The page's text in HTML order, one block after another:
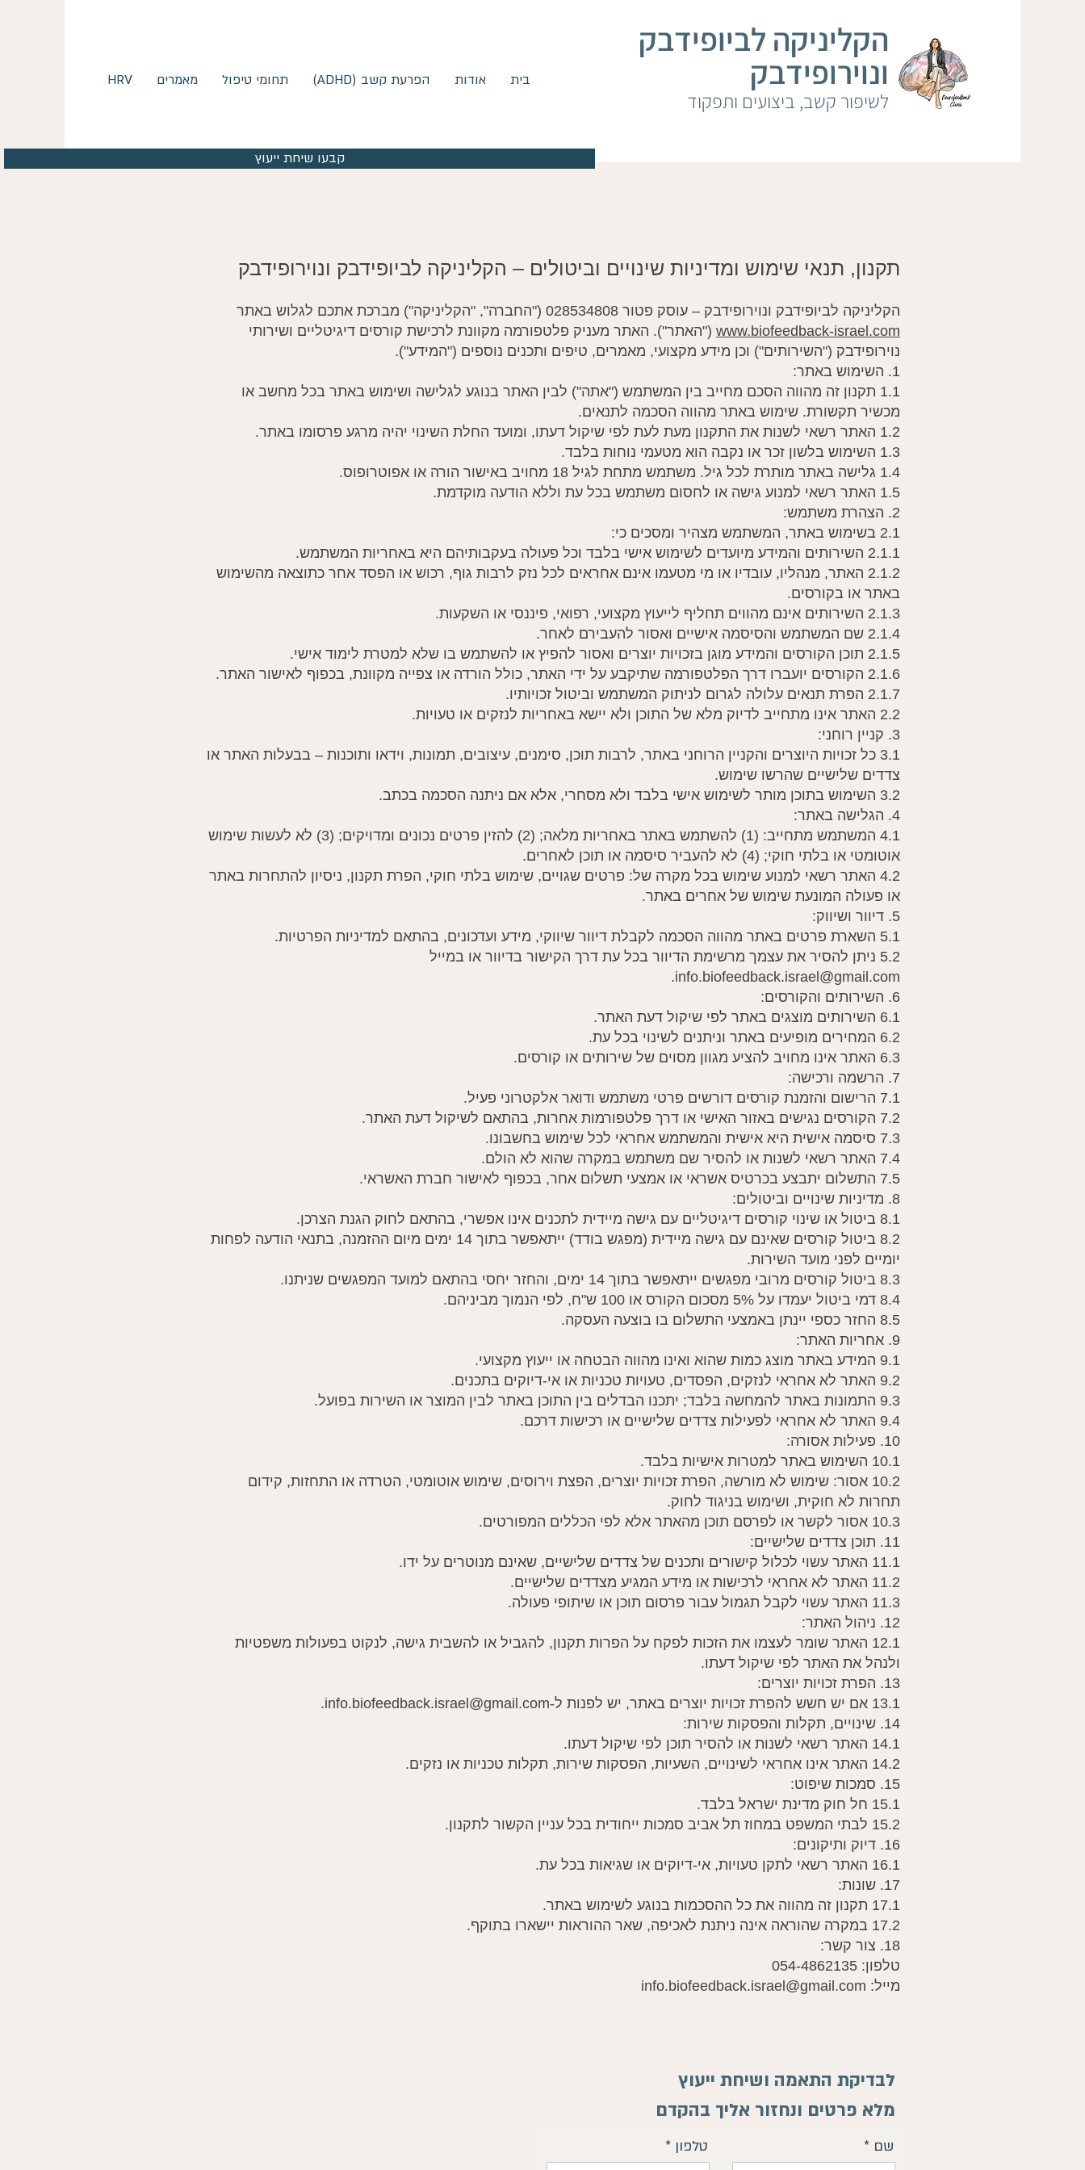
HRV מאמרים תחומי טיפול הפרעת קשב (ADHD) אודות בית
הקליניקה לביופידבק
ונוירופידבק
קבעו שיחת ייעוץ
תקנון, תנאי שימוש ומדיניות שינויים וביטולים – הקליניקה לביופידבק ונוירופידבק
הקליניקה לביופידבק ונוירופידבק – עוסק פטור 028534808 ("החברה", "הקליניקה") מברכת אתכם לגלוש באתר
www.biofeedback-israel.com ("האתר"). האתר מעניק פלטפורמה מקוונת לרכישת קורסים דיגיטליים ושירותי
נוירופידבק ("השירותים") וכן מידע מקצועי, מאמרים, טיפים ותכנים נוספים ("המידע").
1. השימוש באתר:
1.1 תקנון זה מהווה הסכם מחייב בין המשתמש ("אתה") לבין האתר בנוגע לגלישה ושימוש באתר בכל מחשב או
מכשיר תקשורת. שימוש באתר מהווה הסכמה לתנאים.
1.2 האתר רשאי לשנות את התקנון מעת לעת לפי שיקול דעתו, ומועד החלת השינוי יהיה מרגע פרסומו באתר.
1.3 השימוש בלשון זכר או נקבה הוא מטעמי נוחות בלבד.
1.4 גלישה באתר מותרת לכל גיל. משתמש מתחת לגיל 18 מחויב באישור הורה או אפוטרופוס.
1.5 האתר רשאי למנוע גישה או לחסום משתמש בכל עת וללא הודעה מוקדמת.
2. הצהרת משתמש:
2.1 בשימוש באתר, המשתמש מצהיר ומסכים כי:
2.1.1 השירותים והמידע מיועדים לשימוש אישי בלבד וכל פעולה בעקבותיהם היא באחריות המשתמש.
2.1.2 האתר, מנהליו, עובדיו או מי מטעמו אינם אחראים לכל נזק לרבות גוף, רכוש או הפסד אחר כתוצאה מהשימוש
באתר או בקורסים.
2.1.3 השירותים אינם מהווים תחליף לייעוץ מקצועי, רפואי, פיננסי או השקעות.
2.1.4 שם המשתמש והסיסמה אישיים ואסור להעבירם לאחר.
2.1.5 תוכן הקורסים והמידע מוגן בזכויות יוצרים ואסור להפיץ או להשתמש בו שלא למטרת לימוד אישי.
2.1.6 הקורסים יועברו דרך הפלטפורמה שתיקבע על ידי האתר, כולל הורדה או צפייה מקוונת, בכפוף לאישור האתר.
2.1.7 הפרת תנאים עלולה לגרום לניתוק המשתמש וביטול זכויותיו.
2.2 האתר אינו מתחייב לדיוק מלא של התוכן ולא יישא באחריות לנזקים או טעויות.
3. קניין רוחני:
3.1 כל זכויות היוצרים והקניין הרוחני באתר, לרבות תוכן, סימנים, עיצובים, תמונות, וידאו ותוכנות – בבעלות האתר או
צדדים שלישיים שהרשו שימוש.
3.2 השימוש בתוכן מותר לשימוש אישי בלבד ולא מסחרי, אלא אם ניתנה הסכמה בכתב.
4. הגלישה באתר:
4.1 המשתמש מתחייב: (1) להשתמש באתר באחריות מלאה; (2) להזין פרטים נכונים ומדויקים; (3) לא לעשות שימוש
אוטומטי או בלתי חוקי; (4) לא להעביר סיסמה או תוכן לאחרים.
4.2 האתר רשאי למנוע שימוש בכל מקרה של: פרטים שגויים, שימוש בלתי חוקי, הפרת תקנון, ניסיון להתחרות באתר
או פעולה המונעת שימוש של אחרים באתר.
5. דיוור ושיווק:
5.1 השארת פרטים באתר מהווה הסכמה לקבלת דיוור שיווקי, מידע ועדכונים, בהתאם למדיניות הפרטיות.
5.2 ניתן להסיר את עצמך מרשימת הדיוור בכל עת דרך הקישור בדיוור או במייל
info.biofeedback.israel@gmail.com.
6. השירותים והקורסים:
6.1 השירותים מוצגים באתר לפי שיקול דעת האתר.
6.2 המחירים מופיעים באתר וניתנים לשינוי בכל עת.
6.3 האתר אינו מחויב להציע מגוון מסוים של שירותים או קורסים.
7. הרשמה ורכישה:
7.1 הרישום והזמנת קורסים דורשים פרטי משתמש ודואר אלקטרוני פעיל.
7.2 הקורסים נגישים באזור האישי או דרך פלטפורמות אחרות, בהתאם לשיקול דעת האתר.
7.3 סיסמה אישית היא אישית והמשתמש אחראי לכל שימוש בחשבונו.
7.4 האתר רשאי לשנות או להסיר שם משתמש במקרה שהוא לא הולם.
7.5 התשלום יתבצע בכרטיס אשראי או אמצעי תשלום אחר, בכפוף לאישור חברת האשראי.
8. מדיניות שינויים וביטולים:
8.1 ביטול או שינוי קורסים דיגיטליים עם גישה מיידית לתכנים אינו אפשרי, בהתאם לחוק הגנת הצרכן.
8.2 ביטול קורסים שאינם עם גישה מיידית (מפגש בודד) ייתאפשר בתוך 14 ימים מיום ההזמנה, בתנאי הודעה לפחות
יומיים לפני מועד השירות.
8.3 ביטול קורסים מרובי מפגשים ייתאפשר בתוך 14 ימים, והחזר יחסי בהתאם למועד המפגשים שניתנו.
8.4 דמי ביטול יעמדו על 5% מסכום הקורס או 100 ש"ח, לפי הנמוך מביניהם.
8.5 החזר כספי יינתן באמצעי התשלום בו בוצעה העסקה.
9. אחריות האתר:
9.1 המידע באתר מוצג כמות שהוא ואינו מהווה הבטחה או ייעוץ מקצועי.
9.2 האתר לא אחראי לנזקים, הפסדים, טעויות טכניות או אי-דיוקים בתכנים.
9.3 התמונות באתר להמחשה בלבד; יתכנו הבדלים בין התוכן באתר לבין המוצר או השירות בפועל.
9.4 האתר לא אחראי לפעילות צדדים שלישיים או רכישות דרכם.
10. פעילות אסורה:
10.1 השימוש באתר למטרות אישיות בלבד.
10.2 אסור: שימוש לא מורשה, הפרת זכויות יוצרים, הפצת וירוסים, שימוש אוטומטי, הטרדה או התחזות, קידום
תחרות לא חוקית, ושימוש בניגוד לחוק.
10.3 אסור לקשר או לפרסם תוכן מהאתר אלא לפי הכללים המפורטים.
11. תוכן צדדים שלישיים:
11.1 האתר עשוי לכלול קישורים ותכנים של צדדים שלישיים, שאינם מנוטרים על ידו.
11.2 האתר לא אחראי לרכישות או מידע המגיע מצדדים שלישיים.
11.3 האתר עשוי לקבל תגמול עבור פרסום תוכן או שיתופי פעולה.
12. ניהול האתר:
12.1 האתר שומר לעצמו את הזכות לפקח על הפרות תקנון, להגביל או להשבית גישה, לנקוט בפעולות משפטיות
ולנהל את האתר לפי שיקול דעתו.
13. הפרת זכויות יוצרים:
13.1 אם יש חשש להפרת זכויות יוצרים באתר, יש לפנות ל-info.biofeedback.israel@gmail.com.
14. שינויים, תקלות והפסקות שירות:
14.1 האתר רשאי לשנות או להסיר תוכן לפי שיקול דעתו.
14.2 האתר אינו אחראי לשינויים, השעיות, הפסקות שירות, תקלות טכניות או נזקים.
15. סמכות שיפוט:
15.1 חל חוק מדינת ישראל בלבד.
15.2 לבתי המשפט במחוז תל אביב סמכות ייחודית בכל עניין הקשור לתקנון.
16. דיוק ותיקונים:
16.1 האתר רשאי לתקן טעויות, אי-דיוקים או שגיאות בכל עת.
17. שונות:
17.1 תקנון זה מהווה את כל ההסכמות בנוגע לשימוש באתר.
17.2 במקרה שהוראה אינה ניתנת לאכיפה, שאר ההוראות יישארו בתוקף.
18. צור קשר:
טלפון: 054-4862135
מייל: info.biofeedback.israel@gmail.com
לבדיקת התאמה ושיחת ייעוץ
מלא פרטים ונחזור אליך בהקדם
טלפון שם